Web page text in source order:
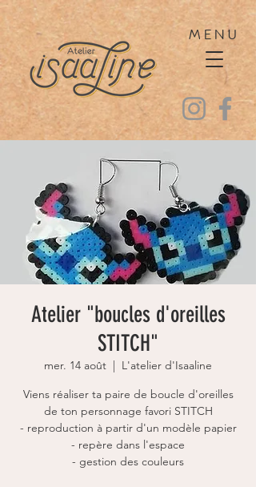
MENU
Atelier "boucles d'oreilles
STITCH"
mer. 14 août
  |
L'atelier d'Isaaline
Viens réaliser ta paire de boucle d'oreilles
de ton personnage favori STITCH
- reproduction à partir d'un modèle papier
- repère dans l'espace
- gestion des couleurs